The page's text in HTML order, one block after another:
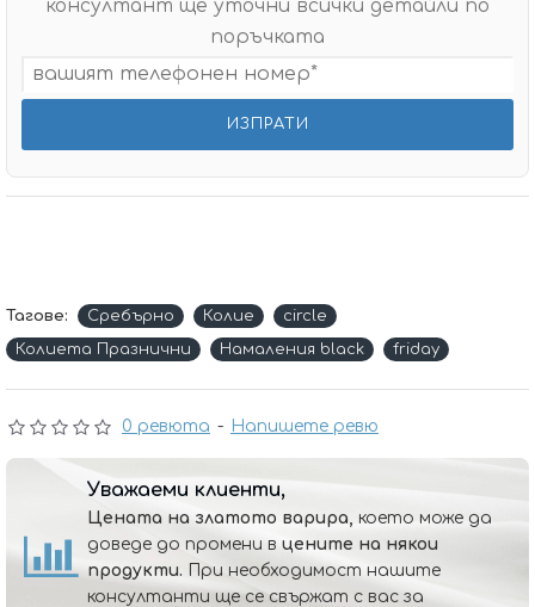
0 ревюта - Напишете ревю
консултант ще уточни всички детайли по
поръчката
Тагове: Сребърно Колие
circle
Колиета Празнични
Намаления black friday
Уважаеми клиенти,
Цената на златото варира, което може да
доведе до промени в цените на някои
продукти. При необходимост нашите
консултанти ще се свържат с вас за